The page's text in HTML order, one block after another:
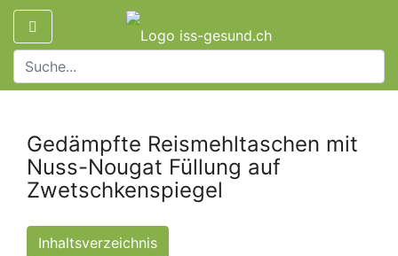
Gedämpfte Reismehltaschen mit
Nuss-Nougat Füllung auf
Zwetschkenspiegel
Inhaltsverzeichnis